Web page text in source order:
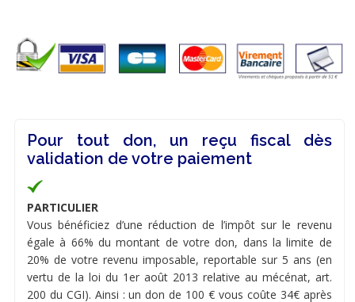
Pour tout don, un reçu fiscal dès
validation de votre paiement
PARTICULIER
Vous bénéficiez d’une réduction de l’impôt sur le revenu
égale à 66% du montant de votre don, dans la limite de
20% de votre revenu imposable, reportable sur 5 ans (en
vertu de la loi du 1er août 2013 relative au mécénat, art.
200 du CGI). Ainsi : un don de 100 € vous coûte 34€ après